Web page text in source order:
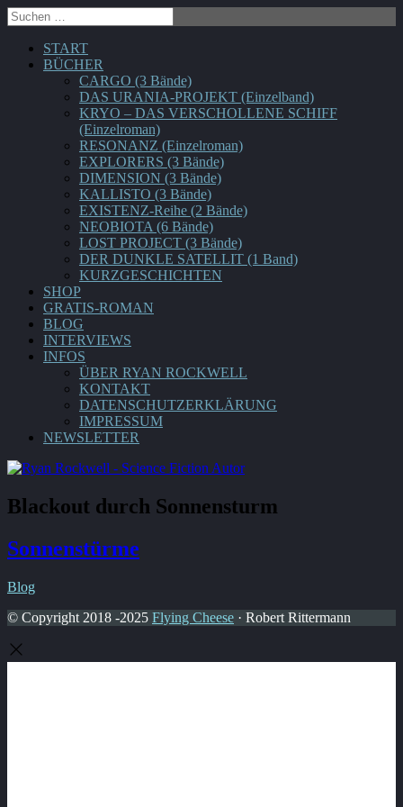
START
BÜCHER
CARGO (3 Bände)
DAS URANIA-PROJEKT (Einzelband)
KRYO – DAS VERSCHOLLENE SCHIFF
(Einzelroman)
RESONANZ (Einzelroman)
EXPLORERS (3 Bände)
DIMENSION (3 Bände)
KALLISTO (3 Bände)
EXISTENZ-Reihe (2 Bände)
NEOBIOTA (6 Bände)
LOST PROJECT (3 Bände)
DER DUNKLE SATELLIT (1 Band)
KURZGESCHICHTEN
SHOP
GRATIS-ROMAN
BLOG
INTERVIEWS
INFOS
ÜBER RYAN ROCKWELL
KONTAKT
DATENSCHUTZERKLÄRUNG
IMPRESSUM
NEWSLETTER
Blackout durch Sonnensturm
Sonnenstürme
Blog
© Copyright 2018 -2025 Flying Cheese · Robert Rittermann